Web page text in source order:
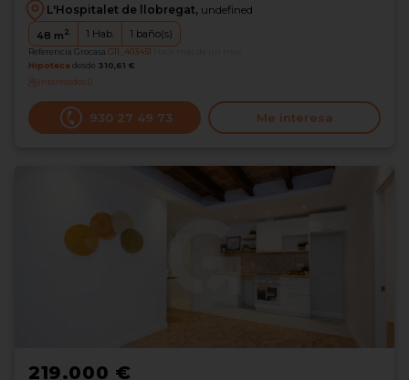
L'Hospitalet de llobregat, undefined
48 m2 1 Hab. 1 baño(s)
Referencia Grocasa G11_403451
Hipoteca desde 310,61 €
Interesados0
930 27 49 73 Me interesa
219.000 €